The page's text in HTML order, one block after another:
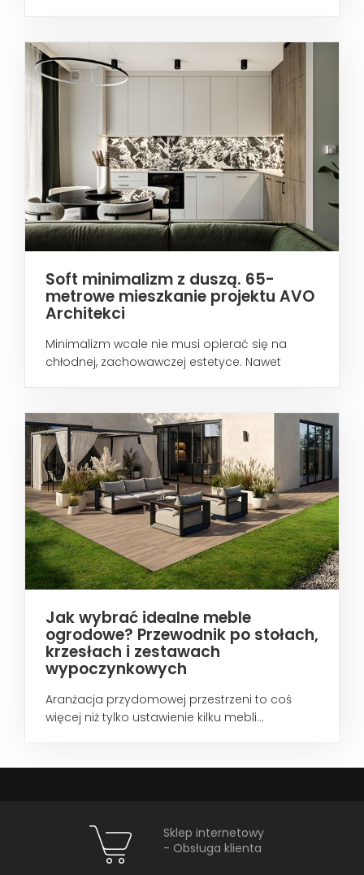
Soft minimalizm z duszą. 65-
metrowe mieszkanie projektu AVO
Architekci
Minimalizm wcale nie musi opierać się na
chłodnej, zachowawczej estetyce. Nawet
Jak wybrać idealne meble
ogrodowe? Przewodnik po stołach,
krzesłach i zestawach
wypoczynkowych
Aranżacja przydomowej przestrzeni to coś
więcej niż tylko ustawienie kilku mebli...
Sklep internetowy
- Obsługa klienta